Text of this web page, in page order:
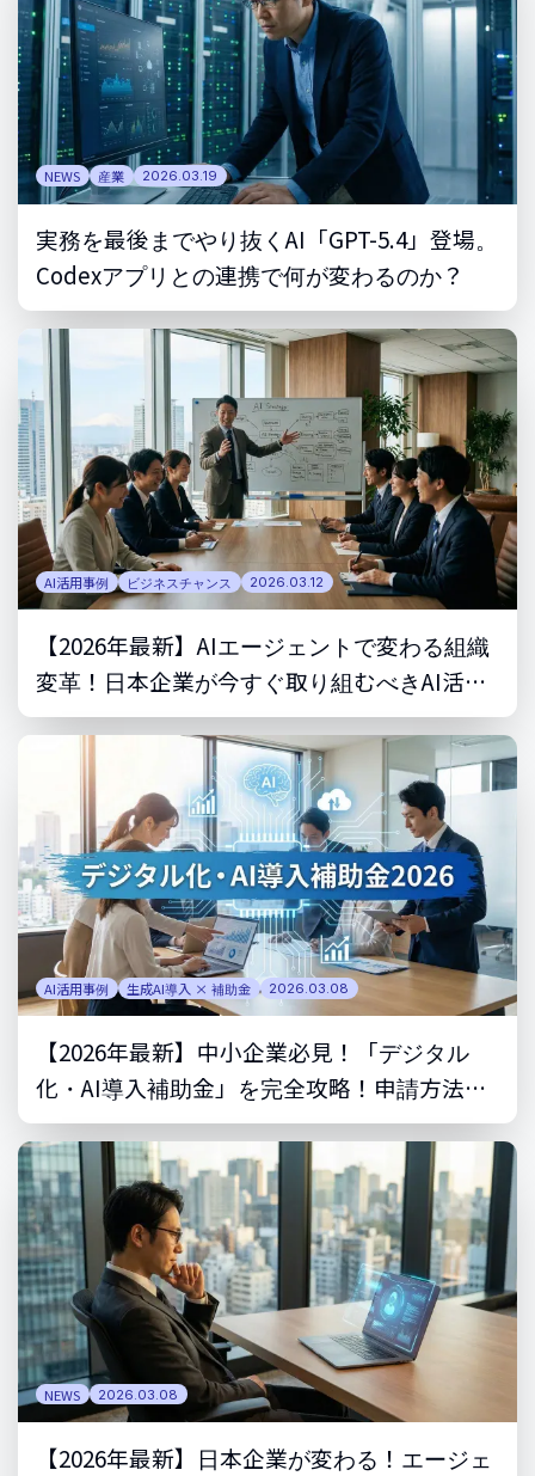
NEWS 産業 2026.03.19
実務を最後までやり抜くAI「GPT-5.4」登場。
Codexアプリとの連携で何が変わるのか？
AI活用事例 ビジネスチャンス 2026.03.12
【2026年最新】AIエージェントで変わる組織
変革！日本企業が今すぐ取り組むべきAI活用
の最前線
AI活用事例 生成AI導入 × 補助金 2026.03.08
【2026年最新】中小企業必見！「デジタル
化・AI導入補助金」を完全攻略！申請方法か
ら採択のコツまで
NEWS 2026.03.08
【2026年最新】日本企業が変わる！エージェ